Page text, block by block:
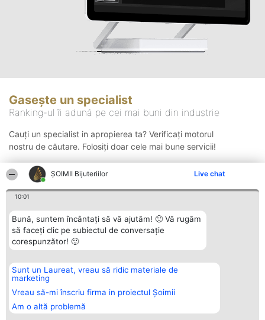
ŞOIMII Bijuteriilor Live chat
10:01
Bună, suntem încântați să vă ajutăm! 🙂 Vă rugăm
să faceți clic pe subiectul de conversație
corespunzător! 🙂
Sunt un Laureat, vreau să ridic materiale de
marketing
Vreau să-mi înscriu firma in proiectul Șoimii
Am o altă problemă
Gasește un specialist
Ranking-ul îi adună pe cei mai buni din industrie
Cauți un specialist in apropierea ta? Verificați motorul
nostru de căutare. Folosiți doar cele mai bune servicii!
Organizator Ranking
BRIGHT SOLUTIONS BR SRL
Aleea Timisul De Sus 2 Bl. A30
Sc. A Et. 4 Ap. 13 Cod 061952
București
CUI 36737675
Plebiscyt
Lista Tuturor
Laureaților
Statut
Contact